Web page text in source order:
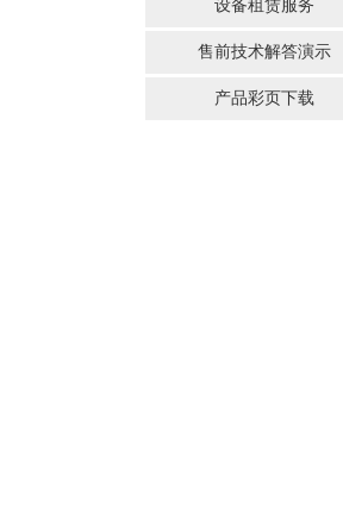
设备租赁服务
售前技术解答演示
产品彩页下载